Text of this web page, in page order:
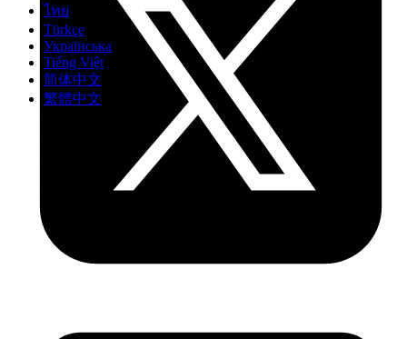
ไทย
Türkçe
Українська
Tiếng Việt
简体中文
繁體中文